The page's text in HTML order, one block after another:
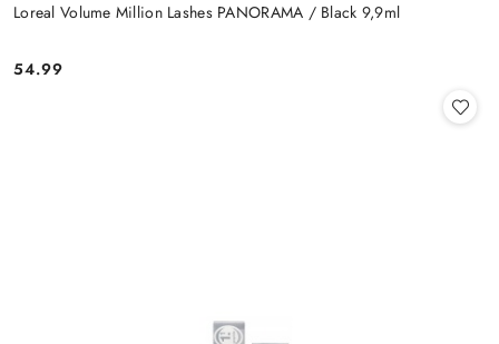
Loreal Volume Million Lashes PANORAMA / Black 9,9ml
Cena:
54.99